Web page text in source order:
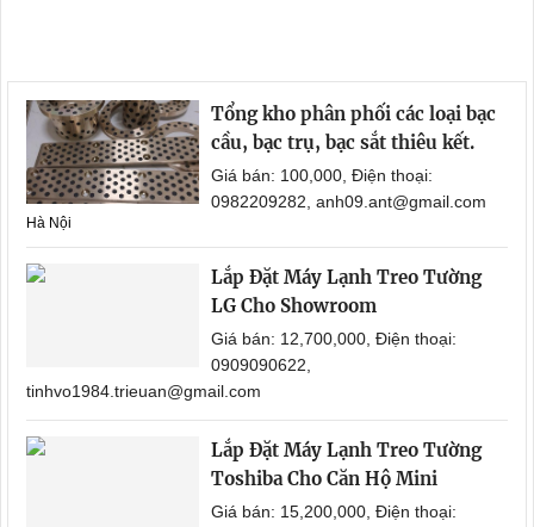
Tổng kho phân phối các loại bạc
cầu, bạc trụ, bạc sắt thiêu kết.
Giá bán: 100,000, Điện thoại:
0982209282, anh09.ant@gmail.com
Hà Nội
Lắp Đặt Máy Lạnh Treo Tường
LG Cho Showroom
Giá bán: 12,700,000, Điện thoại:
0909090622,
tinhvo1984.trieuan@gmail.com
Lắp Đặt Máy Lạnh Treo Tường
Toshiba Cho Căn Hộ Mini
Giá bán: 15,200,000, Điện thoại: